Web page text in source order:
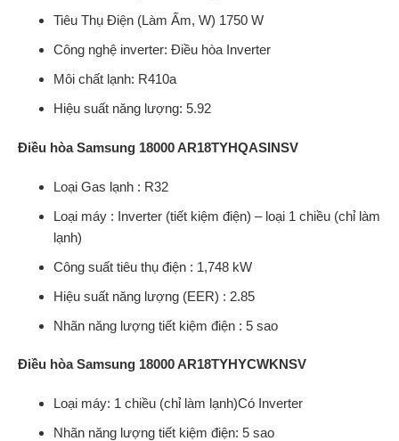
Tiêu Thụ Điện (Làm Ấm, W) 1750 W
Công nghệ inverter: Điều hòa Inverter
Môi chất lạnh: R410a
Hiệu suất năng lượng: 5.92
Điều hòa Samsung 18000 AR18TYHQASINSV
Loại Gas lạnh : R32
Loại máy : Inverter (tiết kiệm điện) – loại 1 chiều (chỉ làm
lạnh)
Công suất tiêu thụ điện : 1,748 kW
Hiệu suất năng lượng (EER) : 2.85
Nhãn năng lượng tiết kiệm điện : 5 sao
Điều hòa Samsung 18000 AR18TYHYCWKNSV
Loại máy: 1 chiều (chỉ làm lạnh)Có Inverter
Nhãn năng lượng tiết kiệm điện: 5 sao